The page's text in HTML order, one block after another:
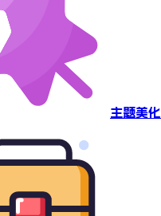
主题美化